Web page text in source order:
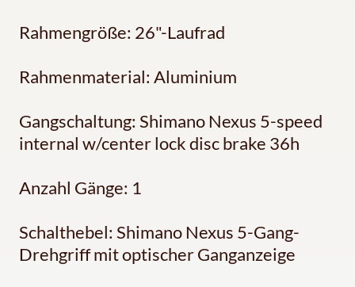
Rahmengröße: 26"-Laufrad
Rahmenmaterial: Aluminium
Gangschaltung: Shimano Nexus 5-speed
internal w/center lock disc brake 36h
Anzahl Gänge: 1
Schalthebel: Shimano Nexus 5-Gang-
Drehgriff mit optischer Ganganzeige